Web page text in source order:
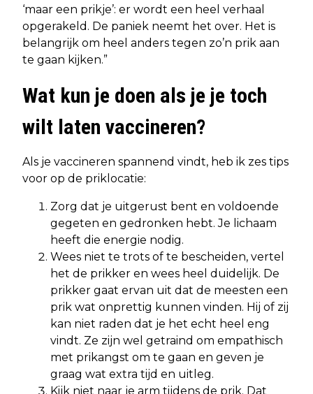
‘maar een prikje’: er wordt een heel verhaal
opgerakeld. De paniek neemt het over. Het is
belangrijk om heel anders tegen zo’n prik aan
te gaan kijken.”
Wat kun je doen als je je toch
wilt laten vaccineren?
Als je vaccineren spannend vindt, heb ik zes tips
voor op de priklocatie:
Zorg dat je uitgerust bent en voldoende
gegeten en gedronken hebt. Je lichaam
heeft die energie nodig.
Wees niet te trots of te bescheiden, vertel
het de prikker en wees heel duidelijk. De
prikker gaat ervan uit dat de meesten een
prik wat onprettig kunnen vinden. Hij of zij
kan niet raden dat je het echt heel eng
vindt. Ze zijn wel getraind om empathisch
met prikangst om te gaan en geven je
graag wat extra tijd en uitleg.
Kijk niet naar je arm tijdens de prik. Dat